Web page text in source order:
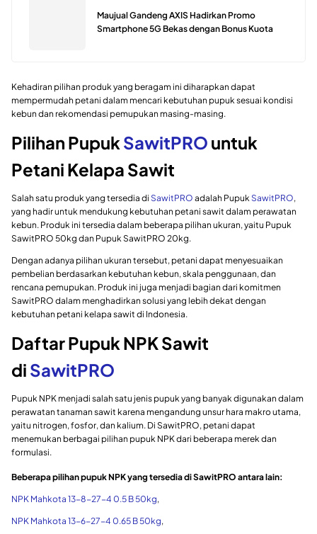
Maujual Gandeng AXIS Hadirkan Promo
Smartphone 5G Bekas dengan Bonus Kuota
Kehadiran pilihan produk yang beragam ini diharapkan dapat
mempermudah petani dalam mencari kebutuhan pupuk sesuai kondisi
kebun dan rekomendasi pemupukan masing-masing.
Pilihan Pupuk SawitPRO untuk
Petani Kelapa Sawit
Salah satu produk yang tersedia di SawitPRO adalah Pupuk SawitPRO,
yang hadir untuk mendukung kebutuhan petani sawit dalam perawatan
kebun. Produk ini tersedia dalam beberapa pilihan ukuran, yaitu Pupuk
SawitPRO 50kg dan Pupuk SawitPRO 20kg.
Dengan adanya pilihan ukuran tersebut, petani dapat menyesuaikan
pembelian berdasarkan kebutuhan kebun, skala penggunaan, dan
rencana pemupukan. Produk ini juga menjadi bagian dari komitmen
SawitPRO dalam menghadirkan solusi yang lebih dekat dengan
kebutuhan petani kelapa sawit di Indonesia.
Daftar Pupuk NPK Sawit
di SawitPRO
Pupuk NPK menjadi salah satu jenis pupuk yang banyak digunakan dalam
perawatan tanaman sawit karena mengandung unsur hara makro utama,
yaitu nitrogen, fosfor, dan kalium. Di SawitPRO, petani dapat
menemukan berbagai pilihan pupuk NPK dari beberapa merek dan
formulasi.
Beberapa pilihan pupuk NPK yang tersedia di SawitPRO antara lain:
NPK Mahkota 13-8-27-4 0.5 B 50kg,
NPK Mahkota 13-6-27-4 0.65 B 50kg,